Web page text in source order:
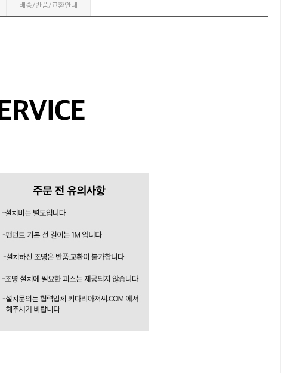
배송/반품/교환안내